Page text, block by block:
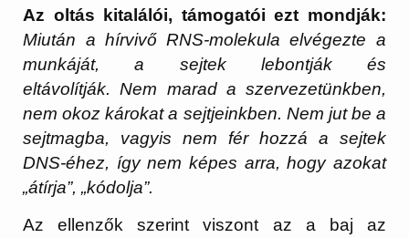
Az oltás kitalálói, támogatói ezt mondják:
Miután a hírvivő RNS-molekula elvégezte a
munkáját, a sejtek lebontják és
eltávolítják.Nem marad a szervezetünkben,
nem okoz károkat a sejtjeinkben. Nem jut be a
sejtmagba, vagyis nem fér hozzá a sejtek
DNS-éhez, így nem képes arra, hogy azokat
„átírja”, „kódolja”.
Az ellenzők szerint viszont az a baj az